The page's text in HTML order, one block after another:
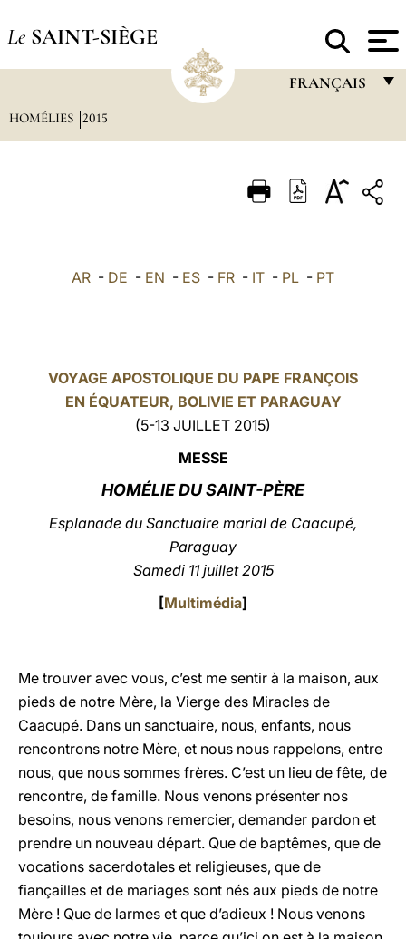
Le SAINT-SIÈGE
FRANÇAIS
ITALIANO
中文
HOMÉLIES 2015
AR - DE - EN - ES - FR - IT - PL - PT
VOYAGE APOSTOLIQUE DU PAPE FRANÇOIS
EN ÉQUATEUR, BOLIVIE ET PARAGUAY
(5-13 JUILLET 2015)
MESSE
HOMÉLIE DU SAINT-PÈRE
Esplanade du Sanctuaire marial de Caacupé,
Paraguay
Samedi 11 juillet 2015
[Multimédia]
Me trouver avec vous, c’est me sentir à la maison, aux
pieds de notre Mère, la Vierge des Miracles de
Caacupé. Dans un sanctuaire, nous, enfants, nous
rencontrons notre Mère, et nous nous rappelons, entre
nous, que nous sommes frères. C’est un lieu de fête, de
rencontre, de famille. Nous venons présenter nos
besoins, nous venons remercier, demander pardon et
prendre un nouveau départ. Que de baptêmes, que de
vocations sacerdotales et religieuses, que de
fiançailles et de mariages sont nés aux pieds de notre
Mère ! Que de larmes et que d’adieux ! Nous venons